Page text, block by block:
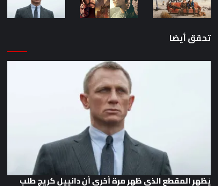
رويال
تحقق أيضا
يُظهر المقطع الذي ظهر مرة أخرى أن دانييل كريج طلب